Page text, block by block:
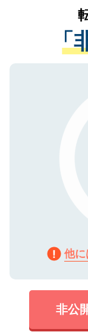
は、個
管理基
る、プ
ご登録
で、機
かがい
経験を
させて
ない方
ので、
「
他
非公